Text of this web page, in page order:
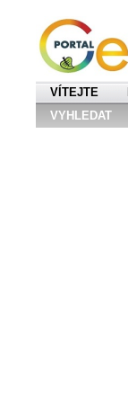
VÍTEJTE
VYHLEDAT